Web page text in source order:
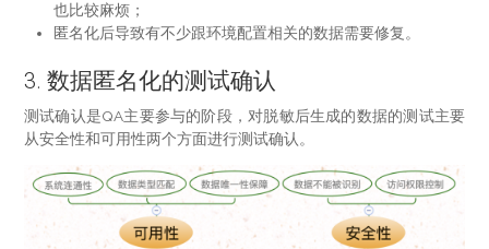
也比较麻烦；
匿名化后导致有不少跟环境配置相关的数据需要修复。
3. 数据匿名化的测试确认
测试确认是QA主要参与的阶段，对脱敏后生成的数据的测试主要
从安全性和可用性两个方面进行测试确认。